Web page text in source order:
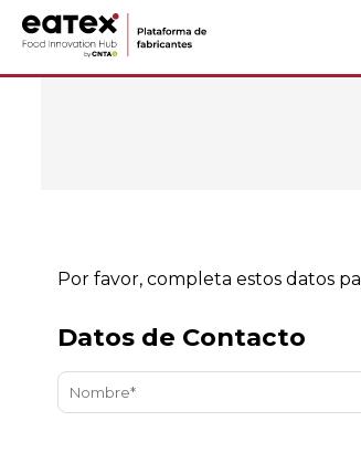
Por favor, completa estos datos
Datos de Contacto